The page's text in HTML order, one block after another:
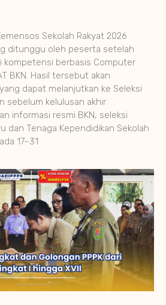
Sekolah Rakyat 2026
ditunggu oleh peserta setelah
kompetensi berbasis Computer
BKN. Hasil tersebut akan
dapat melanjutkan ke Seleksi
sebelum kelulusan akhir
informasi resmi BKN, seleksi
dan Tenaga Kependidikan Sekolah
17–31